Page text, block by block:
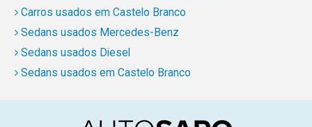
Carros usados em Castelo Branco
Sedans usados Mercedes-Benz
Sedans usados Diesel
Sedans usados em Castelo Branco